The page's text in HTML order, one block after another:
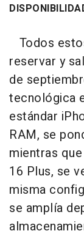
Todos
reservar y
de
tecnológica
estándar
RAM, se
mientras
16 Plus, se
misma
se amplía